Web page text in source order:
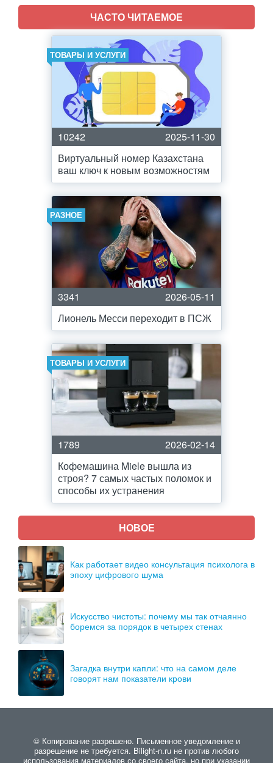
ЧАСТО ЧИТАЕМОЕ
ТОВАРЫ И УСЛУГИ
10242
2025-11-30
Виртуальный номер Казахстана
ваш ключ к новым возможностям
РАЗНОЕ
3341
2026-05-11
Лионель Месси переходит в ПСЖ
ТОВАРЫ И УСЛУГИ
1789
2026-02-14
Кофемашина Miele вышла из
строя? 7 самых частых поломок и
способы их устранения
НОВОЕ
Как работает видео консультация психолога в
эпоху цифрового шума
Искусство чистоты: почему мы так отчаянно
боремся за порядок в четырех стенах
Загадка внутри капли: что на самом деле
говорят нам показатели крови
© Копирование разрешено. Письменное уведомление и
разрешение не требуется. Bilight-n.ru не против любого
использования материалов со своего сайта, но при указании